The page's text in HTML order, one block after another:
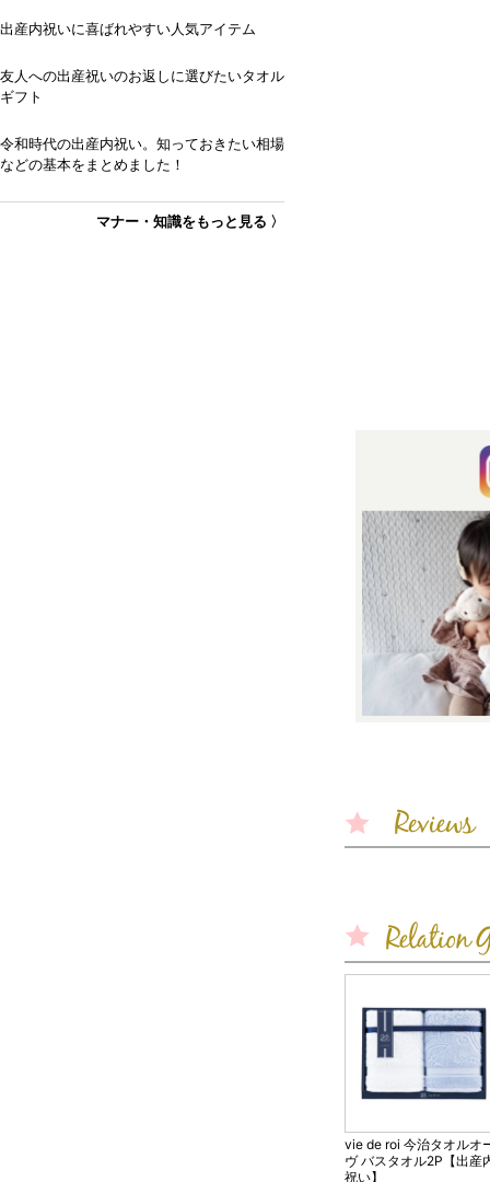
vie de roi 今治タオルオ
ヴ バスタオル2P【出産
祝い】
出産内祝いに喜ばれやすい人気アイテム
友人への出産祝いのお返しに選びたいタオル
ギフト
令和時代の出産内祝い。知っておきたい相場
などの基本をまとめました！
マナー・知識をもっと見る 〉